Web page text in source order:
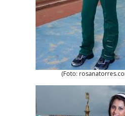
(Foto: